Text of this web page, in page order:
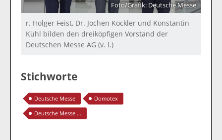
Foto/Grafik: Deutsche Messe
r. Holger Feist, Dr. Jochen Köckler und Konstantin
Kühl bilden den dreiköpfigen Vorstand der
Deutschen Messe AG (v. l.)
Stichworte
Deutsche Messe
Domotex
Deutsche Messe ...